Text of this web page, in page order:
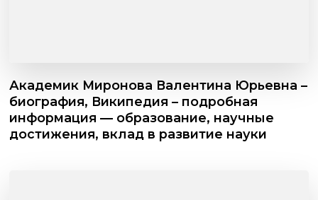
Академик Миронова Валентина Юрьевна –
биография, Википедия – подробная
информация — образование, научные
достижения, вклад в развитие науки